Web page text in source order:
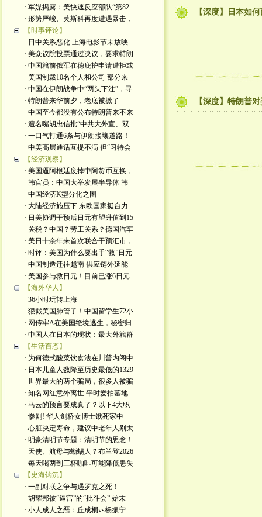
· 军媒揭露：美快速反应部队“第82
· 形势严峻、莫斯科再度遭遇暴击，
【时事评论】
· 日中关系恶化 上海电影节未放映
· 美众议院投票通过决议，要求特朗
· 中国籍前俄军在德庇护申请遭拒或
· 美国制裁10名个人和公司 部分来
· 中国在伊朗战争中“两头下注”，寻
· 特朗普来华前夕，老底被掀了
· 中国至今都没有公布特朗普来不来
· 遭名嘴胡忠信批“中共大外宣、双
· 一口气打通6条与伊朗接壤道路！
· 中美高层通话互提不满 但“习特会
【经济观察】
· 美国逼阿根廷废掉中阿货币互换，
· 韩官员：中国大举发展半导体 韩
· 中国经济K型分化之困
· 大陆经济施压下 东欧国家挺台力
· 日美协调干预后日元有望升值到15
· 关税？中国？劳工关系？德国汽车
· 美日十余年来首次联合干预汇市，
· 时评：美国为什么要出手“救”日元
· 中国制造迁往越南 供应链外延能
· 美国参与救日元！目前已涨6日元
【海外华人】
· 36小时玩转上海
· 狠戳美国肺管子！中国留学生72小
· 网传牢A在美国绝境逃生，秘密归
· 中国人在日本的现状：最大外籍群
【生活百态】
· 为何德式酸菜饮食法在川普内阁中
· 日本儿童人数降至历史最低的1329
· 世界最大的两个骗局，很多人被骗
· 知名网红意外离世 平时爱拍墓地
· 马云的预言要成真了？以下4大职
· 惨剧! 华人剑桥女博士饿死家中
· 心脏决定寿命，建议中老年人别太
· 明豪清明节专题：清明节的思念！
· 天使、航母与蜥蜴人？布兰登2026
· 每天喝两到三杯咖啡可能降低患失
【史海钩沉】
· 一副对联之争与遇罗克之死！
· 胡耀邦被“逼宫”的“批斗会” 始末
· 小人成人之恶：丘成桐vs杨振宁
【深度】日本如
【深度】特朗普